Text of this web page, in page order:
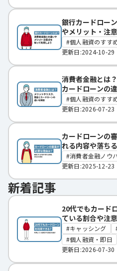
銀行カードロー
やメリット・注
個人融資のすす
更新日:2024-10-29
消費者金融とは
カードローンの
個人融資のすす
更新日:2026-07-23
カードローンの
れる内容や落ち
消費者金融ノウ
更新日:2025-12-23
新着記事
20代でもカード
ている割合や注
キャッシング
個人融資・即日
更新日:2026-07-30